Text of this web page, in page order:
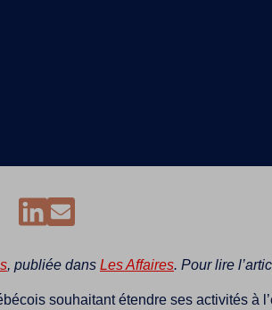
, publiée dans Les Affaires. Pour lire
souhaitant étendre ses activités à